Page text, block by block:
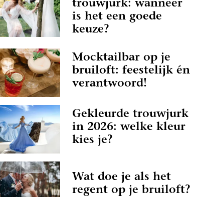
trouwjurk: wanneer
is het een goede
keuze?
Mocktailbar op je
bruiloft: feestelijk én
verantwoord!
Gekleurde trouwjurk
in 2026: welke kleur
kies je?
Wat doe je als het
regent op je bruiloft?